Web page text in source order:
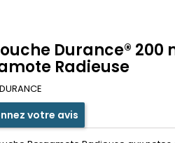
Durance® 200
Radieuse
DURANCE
votre avis